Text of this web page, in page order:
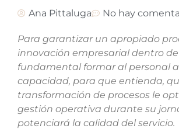
Ana Pittaluga No hay
Para garantizar un apropiado
innovación empresarial dentro
fundamental formar al personal
capacidad, para que entienda,
transformación de procesos le
gestión operativa durante su
potenciará la calidad del servicio.